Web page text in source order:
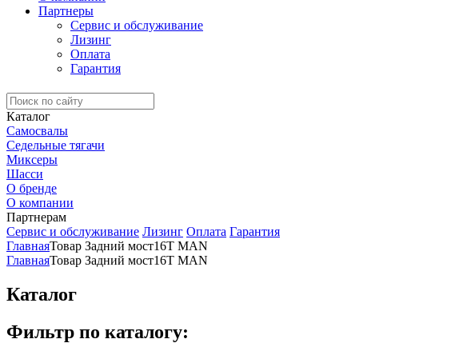
Партнеры
Сервис и обслуживание
Лизинг
Оплата
Гарантия
Каталог
Самосвалы
Седельные тягачи
Миксеры
Шасси
О бренде
О компании
Партнерам
Сервис и обслуживание Лизинг Оплата Гарантия
ГлавнаяТовар Задний мост16T MAN
ГлавнаяТовар Задний мост16T MAN
Каталог
Фильтр по каталогу: